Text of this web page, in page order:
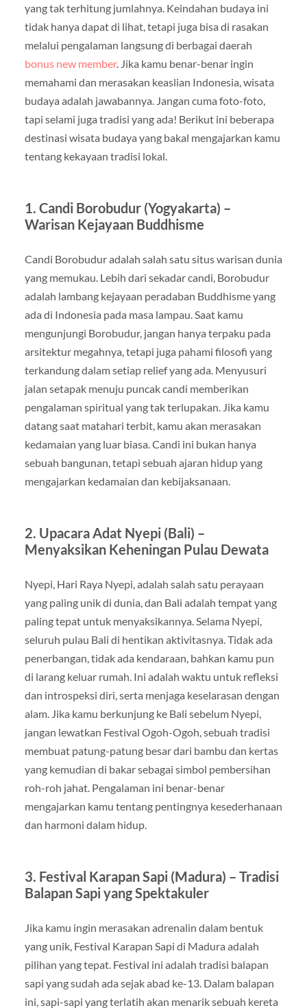
yang tak terhitung jumlahnya. Keindahan budaya ini
tidak hanya dapat di lihat, tetapi juga bisa di rasakan
melalui pengalaman langsung di berbagai daerah
bonus new member. Jika kamu benar-benar ingin
memahami dan merasakan keaslian Indonesia, wisata
budaya adalah jawabannya. Jangan cuma foto-foto,
tapi selami juga tradisi yang ada! Berikut ini beberapa
destinasi wisata budaya yang bakal mengajarkan kamu
tentang kekayaan tradisi lokal.
1. Candi Borobudur (Yogyakarta) –
Warisan Kejayaan Buddhisme
Candi Borobudur adalah salah satu situs warisan dunia
yang memukau. Lebih dari sekadar candi, Borobudur
adalah lambang kejayaan peradaban Buddhisme yang
ada di Indonesia pada masa lampau. Saat kamu
mengunjungi Borobudur, jangan hanya terpaku pada
arsitektur megahnya, tetapi juga pahami filosofi yang
terkandung dalam setiap relief yang ada. Menyusuri
jalan setapak menuju puncak candi memberikan
pengalaman spiritual yang tak terlupakan. Jika kamu
datang saat matahari terbit, kamu akan merasakan
kedamaian yang luar biasa. Candi ini bukan hanya
sebuah bangunan, tetapi sebuah ajaran hidup yang
mengajarkan kedamaian dan kebijaksanaan.
2. Upacara Adat Nyepi (Bali) –
Menyaksikan Keheningan Pulau Dewata
Nyepi, Hari Raya Nyepi, adalah salah satu perayaan
yang paling unik di dunia, dan Bali adalah tempat yang
paling tepat untuk menyaksikannya. Selama Nyepi,
seluruh pulau Bali di hentikan aktivitasnya. Tidak ada
penerbangan, tidak ada kendaraan, bahkan kamu pun
di larang keluar rumah. Ini adalah waktu untuk refleksi
dan introspeksi diri, serta menjaga keselarasan dengan
alam. Jika kamu berkunjung ke Bali sebelum Nyepi,
jangan lewatkan Festival Ogoh-Ogoh, sebuah tradisi
membuat patung-patung besar dari bambu dan kertas
yang kemudian di bakar sebagai simbol pembersihan
roh-roh jahat. Pengalaman ini benar-benar
mengajarkan kamu tentang pentingnya kesederhanaan
dan harmoni dalam hidup.
3. Festival Karapan Sapi (Madura) – Tradisi
Balapan Sapi yang Spektakuler
Jika kamu ingin merasakan adrenalin dalam bentuk
yang unik, Festival Karapan Sapi di Madura adalah
pilihan yang tepat. Festival ini adalah tradisi balapan
sapi yang sudah ada sejak abad ke-13. Dalam balapan
ini, sapi-sapi yang terlatih akan menarik sebuah kereta